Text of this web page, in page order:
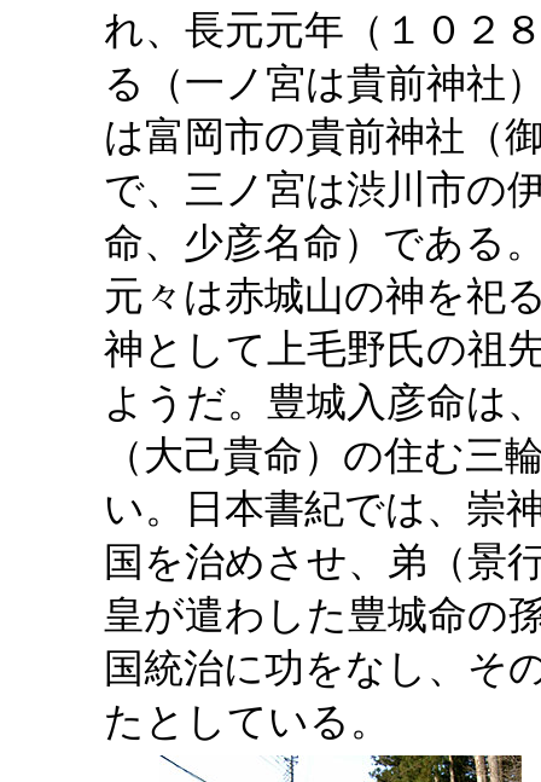
れ、長元元年（１０２
る（一ノ宮は貴前神社
は富岡市の貴前神社（
で、三ノ宮は渋川市の
命、少彦名命）である
元々は赤城山の神を祀
神として上毛野氏の祖
ようだ。豊城入彦命は
（大己貴命）の住む三
い。日本書紀では、崇
国を治めさせ、弟（景
皇が遣わした豊城命の
国統治に功をなし、そ
たとしている。